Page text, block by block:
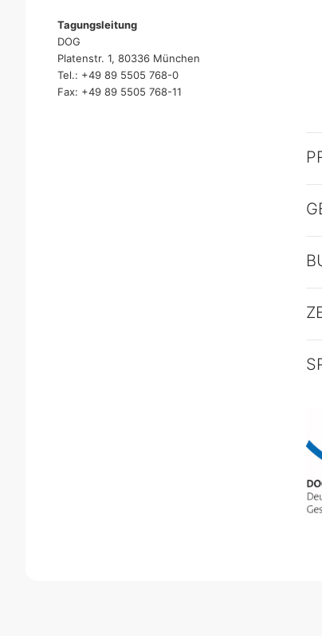
Tagungsleitung
DOG
Platenstr. 1, 80336 München
Tel.: +49 89 5505 768-0
Fax: +49 89 5505 768-11